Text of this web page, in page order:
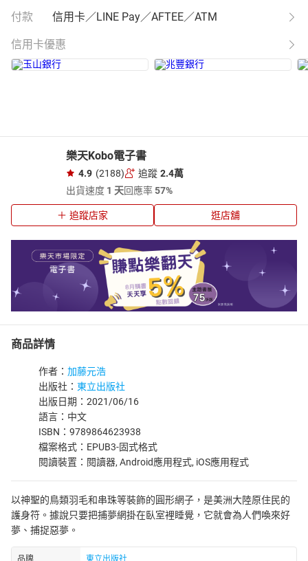
付款 信用卡／LINE Pay／AFTEE／ATM
信用卡優惠
樂天Kobo電子書
4.9 (2188) 追蹤 2.4萬
出貨速度 1 天回應率57%
追蹤店家 逛店舖
商品詳情
作者： 加藤元浩
出版社： 東立出版社
出版日期：2021/06/16
語言：中文
ISBN：9789864623938
檔案格式：EPUB3-固式格式
閱讀裝置：閱讀器, Android應用程式, iOS應用程式
以神聖的鳥類羽毛和串珠等裝飾的圓形網子，是美洲大陸原住民的
護身符。據說只要把捕夢網掛在臥室裡睡覺，它就會為人們喚來好
夢、捕捉惡夢。
品牌 東立出版社